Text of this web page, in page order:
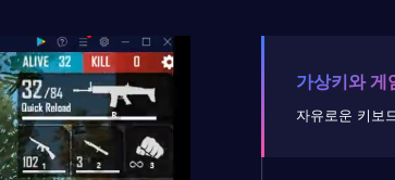
가상키와 게
자유로운 키보